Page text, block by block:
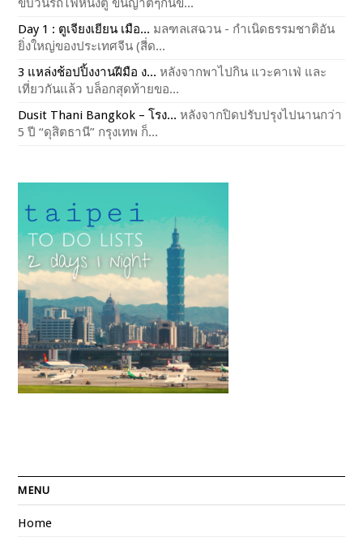
ขบวนรถไฟหนึ่งตู้ ขนญาติๆกันขึ้...
Day 1 : ตูเจียงเยียน เมือ... มลฑลเสฉวน - กำเนิดธรรมชาติอัน
ยิ่งใหญ่ของประเทศจีน (สี่ด...
3 แหล่งช้อปปิ้งงานฝีมือ ง... หลังจากพาไปกิน แวะคาเฟ่ และ
เที่ยวกันแล้ว บล็อกสุดท้ายขอ...
Dusit Thani Bangkok – โรง... หลังจากปิดปรับปรุงไปนานกว่า
5 ปี “ดุสิตธานี” กรุงเทพ ก็...
MENU
Home